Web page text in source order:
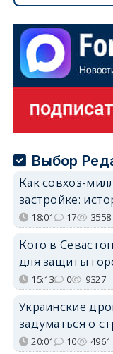
Выбор
Как совхоз-
застройке:
18:01 17 3558
Кого в
для защиты
15:13 0 9327
Украинские
задуматься о
20:01 10 4961